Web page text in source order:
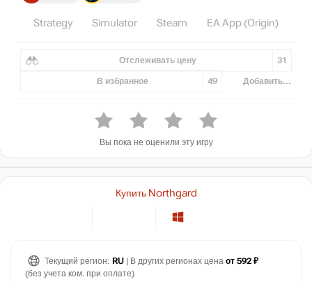
Strategy Simulator Steam EA App (Origin)
Отслеживать цену 31
В избранное 49 Добавить...
Вы пока не оценили эту игру
Купить Northgard
Текущий регион: RU | В других регионах цена от 592 ₽
(без учета ком. при оплате)